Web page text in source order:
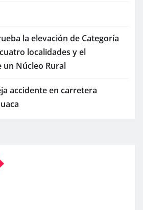
la elevación de Categoría
localidades y el
Núcleo Rural
accidente en carretera